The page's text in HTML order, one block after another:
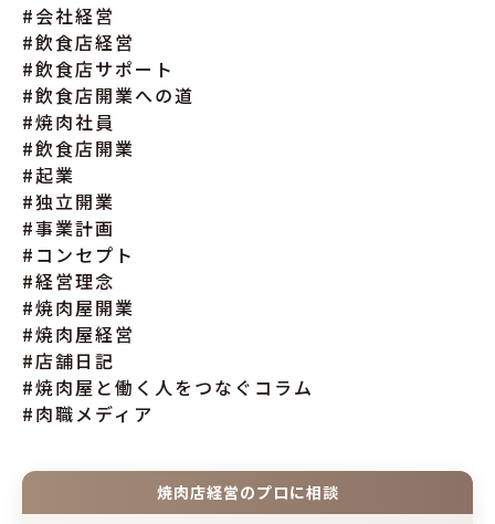
#会社経営
#飲食店経営
#飲食店サポート
#飲食店開業への道
#焼肉社員
#飲食店開業
#起業
#独立開業
#事業計画
#コンセプト
#経営理念
#焼肉屋開業
#焼肉屋経営
#店舗日記
#焼肉屋と働く人をつなぐコラム
#肉職メディア
焼肉店経営のプロに相談